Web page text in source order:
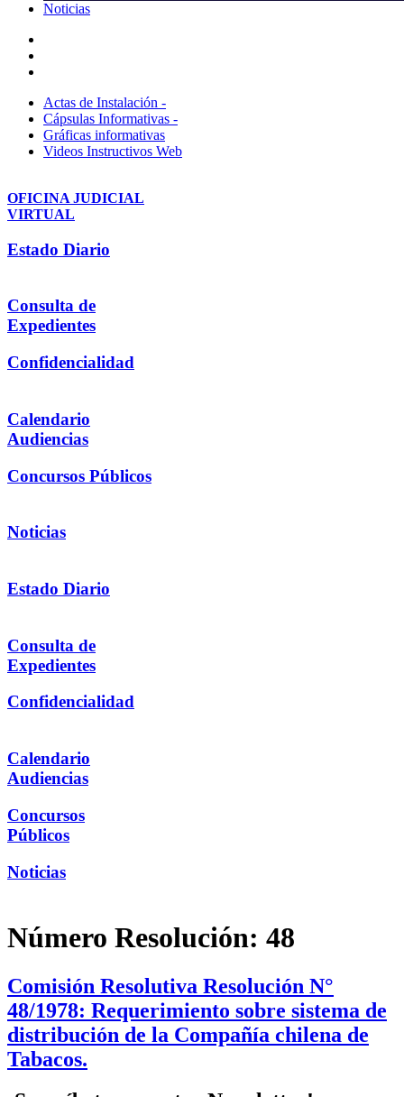
Noticias
Actas de Instalación -
Cápsulas Informativas -
Gráficas informativas
Videos Instructivos Web
OFICINA JUDICIAL
VIRTUAL
Estado Diario
Consulta de
Expedientes
Confidencialidad
Calendario
Audiencias
Concursos Públicos
Noticias
Estado Diario
Consulta de
Expedientes
Confidencialidad
Calendario
Audiencias
Concursos
Públicos
Noticias
Número Resolución: 48
Comisión Resolutiva Resolución N°
48/1978: Requerimiento sobre sistema de
distribución de la Compañía chilena de
Tabacos.